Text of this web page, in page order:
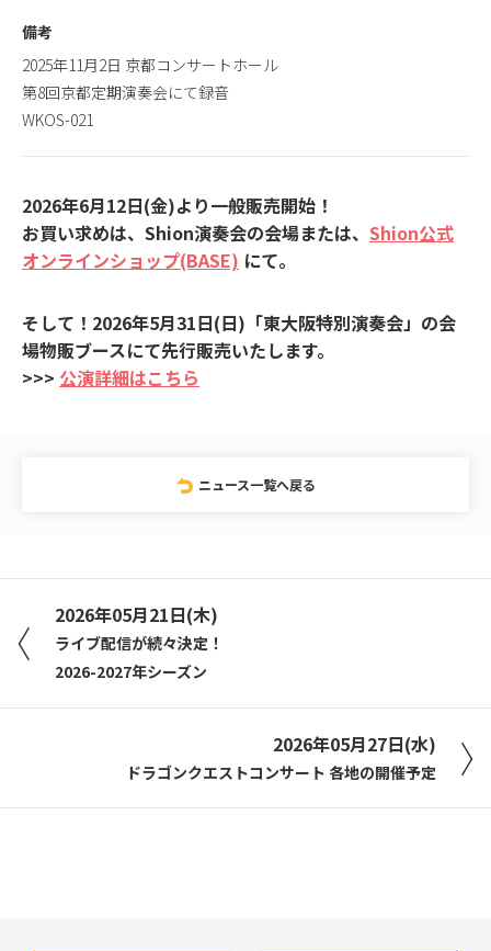
備考
2025年11月2日 京都コンサートホール
第8回京都定期演奏会にて録音
WKOS-021
2026年6月12日(金)より一般販売開始！
お買い求めは、Shion演奏会の会場または、 Shion公式
オンラインショップ(BASE) にて。
そして！2026年5月31日(日)「東大阪特別演奏会」の会
場物販ブースにて先行販売いたします。
>>> 公演詳細はこちら
ニュース一覧へ戻る
2026年05月21日(木)
ライブ配信が続々決定！
2026-2027年シーズン
2026年05月27日(水)
ドラゴンクエストコンサート 各地の開催予定